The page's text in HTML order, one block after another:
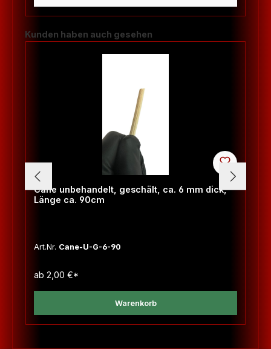
Produktgalerie überspringen
Kunden haben auch gesehen
Cane unbehandelt, geschält, ca. 6 mm dick,
Länge ca. 90cm
Art.Nr. Cane-U-G-6-90
ab 2,00 €*
Warenkorb